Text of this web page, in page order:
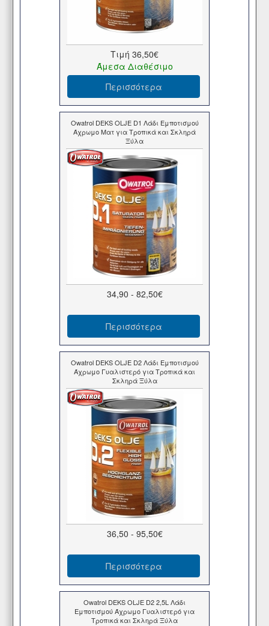
Τιμή 36,50€
Άμεσα Διαθέσιμο
Περισσότερα
Owatrol DEKS OLJE D1 Λάδι Εμποτισμού
Άχρωμο Ματ για Τροπικά και Σκληρά
Ξύλα
34,90 - 82,50€
Περισσότερα
Owatrol DEKS OLJE D2 Λάδι Εμποτισμού
Άχρωμο Γυαλιστερό για Τροπικά και
Σκληρά Ξύλα
36,50 - 95,50€
Περισσότερα
Owatrol DEKS OLJE D2 2,5L Λάδι
Εμποτισμού Άχρωμο Γυαλιστερό για
Τροπικά και Σκληρά Ξύλα